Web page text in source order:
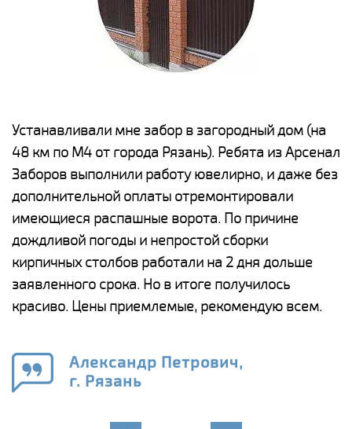
Устанавливали мне забор в загородный дом (на
48 км по М4 от города Рязань). Ребята из Арсенал
Заборов выполнили работу ювелирно, и даже без
дополнительной оплаты отремонтировали
имеющиеся распашные ворота. По причине
дождливой погоды и непростой сборки
кирпичных столбов работали на 2 дня дольше
заявленного срока. Но в итоге получилось
красиво. Цены приемлемые, рекомендую всем.
Александр Петрович,
г. Рязань